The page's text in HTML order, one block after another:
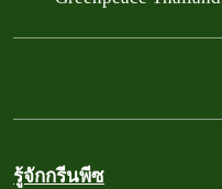
รู้จักกรีนพีซ